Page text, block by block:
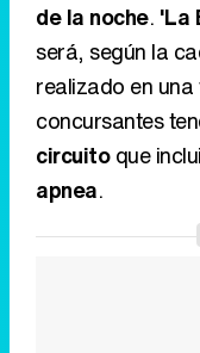
de la noche. 'La
será, según la
realizado en una
concursantes
circuitoque
apnea.